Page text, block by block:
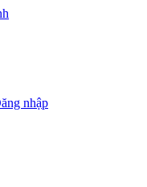
nhập